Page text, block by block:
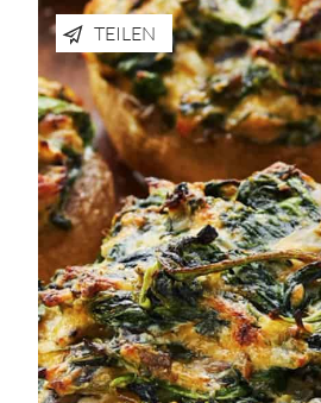
TEILEN